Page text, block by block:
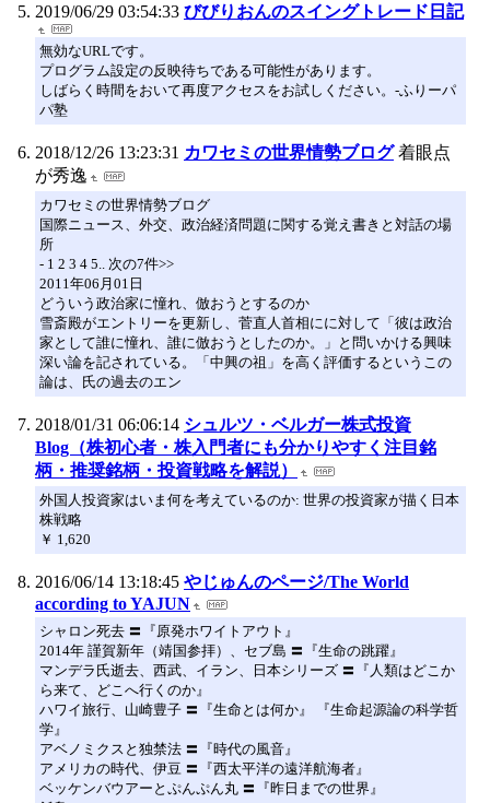
2019/06/29 03:54:33 びびりおんのスイングトレード日記
無効なURLです。
プログラム設定の反映待ちである可能性があります。
しばらく時間をおいて再度アクセスをお試しください。-ふりーパ
パ塾
2018/12/26 13:23:31 カワセミの世界情勢ブログ 着眼点
が秀逸
カワセミの世界情勢ブログ
国際ニュース、外交、政治経済問題に関する覚え書きと対話の場
所
- 1 2 3 4 5.. 次の7件>>
2011年06月01日
どういう政治家に憧れ、倣おうとするのか
雪斎殿がエントリーを更新し、菅直人首相にに対して「彼は政治
家として誰に憧れ、誰に倣おうとしたのか。」と問いかける興味
深い論を記されている。「中興の祖」を高く評価するというこの
論は、氏の過去のエン
2018/01/31 06:06:14 シュルツ・ベルガー株式投資
Blog（株初心者・株入門者にも分かりやすく注目銘
柄・推奨銘柄・投資戦略を解説）
外国人投資家はいま何を考えているのか: 世界の投資家が描く日本
株戦略
￥ 1,620
2016/06/14 13:18:45 やじゅんのページ/The World
according to YAJUN
シャロン死去 〓『原発ホワイトアウト』
2014年 謹賀新年（靖国参拝）、セブ島 〓『生命の跳躍』
マンデラ氏逝去、西武、イラン、日本シリーズ 〓『人類はどこか
ら来て、どこへ行くのか』
ハワイ旅行、山崎豊子 〓『生命とは何か』 『生命起源論の科学哲
学』
アベノミクスと独禁法 〓『時代の風音』
アメリカの時代、伊豆 〓『西太平洋の遠洋航海者』
ベッケンバウアーとぷんぷん丸 〓『昨日までの世界』